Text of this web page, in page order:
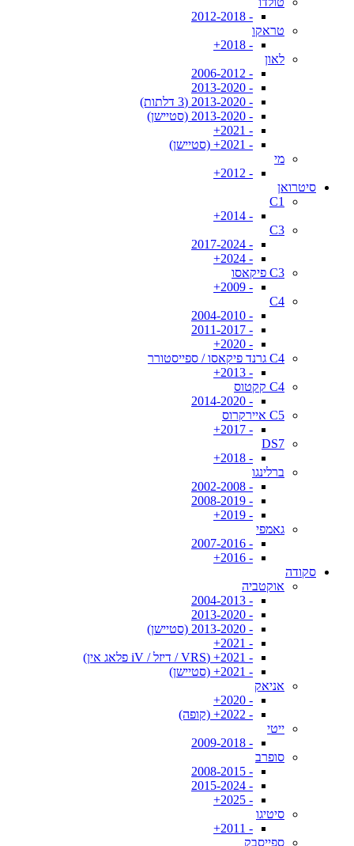
- 2012-2018
טראקו
- 2018+
לאון
- 2006-2012
- 2013-2020
- 2013-2020 (3 דלתות)
- 2013-2020 (סטיישן)
- 2021+
- 2021+ (סטיישן)
מי
- 2012+
סיטרואן
C1
- 2014+
C3
- 2017-2024
- 2024+
C3 פיקאסו
- 2009+
C4
- 2004-2010
- 2011-2017
- 2020+
C4 גרנד פיקאסו / ספייסטורר
- 2013+
C4 קקטוס
- 2014-2020
C5 איירקרוס
- 2017+
DS7
- 2018+
ברלינגו
- 2002-2008
- 2008-2019
- 2019+
גאמפי
- 2007-2016
- 2016+
סקודה
אוקטביה
- 2004-2013
- 2013-2020
- 2013-2020 (סטיישן)
- 2021+
- 2021+ (VRS / דיזל / iV פלאג אין)
- 2021+ (סטיישן)
אניאק
- 2020+
- 2022+ (קופה)
ייטי
- 2009-2018
סופרב
- 2008-2015
- 2015-2024
- 2025+
סיטיגו
- 2011+
ספייסבק